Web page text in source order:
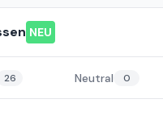
NEU
26 Neutral 0